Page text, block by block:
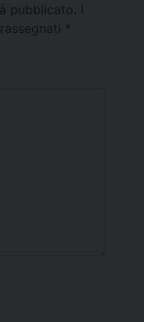
pubblicato.
*